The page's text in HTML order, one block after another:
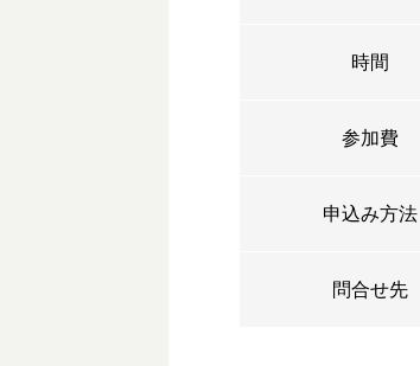
時間
参加費
申込み方法
問合せ先